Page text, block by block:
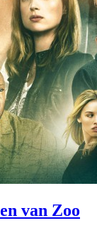
van Zoo